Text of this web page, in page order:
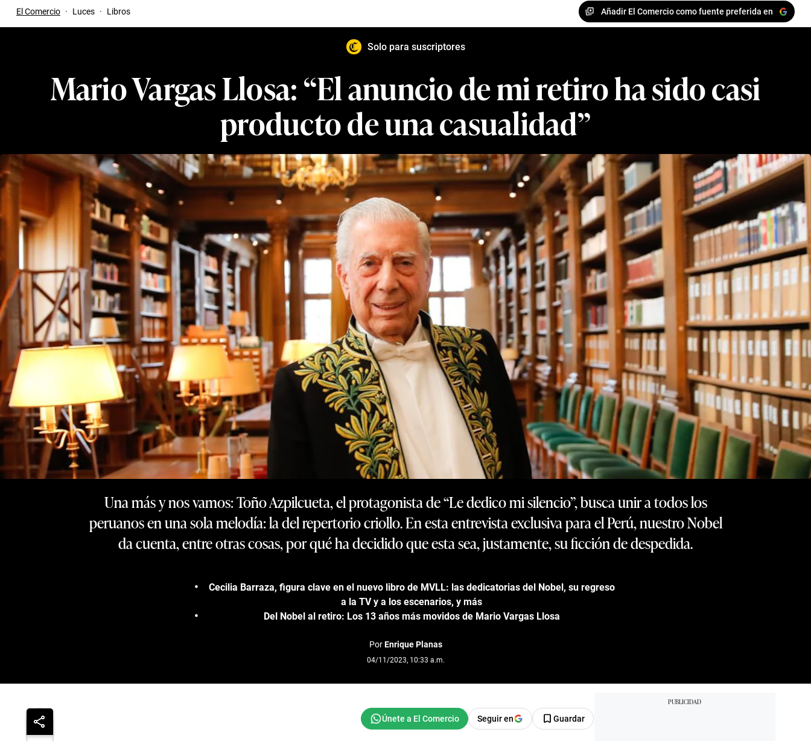
El Comercio · Luces · Libros Añadir El Comercio como fuente preferida en
Solo para suscriptores
Mario Vargas Llosa: “El anuncio de mi retiro ha sido casi
producto de una casualidad”
Una más y nos vamos: Toño Azpilcueta, el protagonista de “Le dedico mi silencio”, busca unir a todos los
peruanos en una sola melodía: la del repertorio criollo. En esta entrevista exclusiva para el Perú, nuestro Nobel
da cuenta, entre otras cosas, por qué ha decidido que esta sea, justamente, su ficción de despedida.
Cecilia Barraza, figura clave en el nuevo libro de MVLL: las dedicatorias del Nobel, su regreso
a la TV y a los escenarios, y más
Del Nobel al retiro: Los 13 años más movidos de Mario Vargas Llosa
PorEnrique Planas
04/11/2023, 10:33 a.m.
Seguir en Guardar